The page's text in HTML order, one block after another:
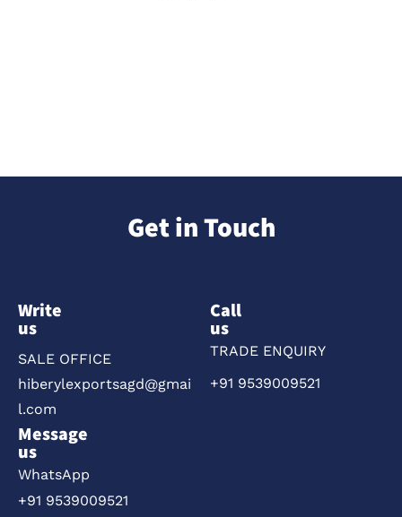
Get in Touch
Write
us
SALE OFFICE
hiberylexportsagd@gmai
l.com
Call
us
TRADE ENQUIRY
+91 9539009521
Message
us
WhatsApp
+91 9539009521